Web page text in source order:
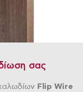
σας
Flip Wire